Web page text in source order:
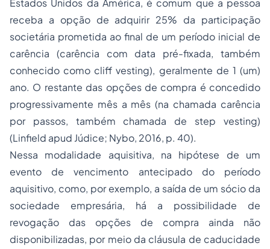
Estados Unidos da América, é comum que a pessoa
receba a opção de adquirir 25% da participação
societária prometida ao final de um período inicial de
carência (carência com data pré-fixada, também
conhecido como cliff vesting), geralmente de 1 (um)
ano. O restante das opções de compra é concedido
progressivamente mês a mês (na chamada carência
por passos, também chamada de step vesting)
(Linfield apud Júdice; Nybo, 2016, p. 40).
Nessa modalidade aquisitiva, na hipótese de um
evento de vencimento antecipado do período
aquisitivo, como, por exemplo, a saída de um sócio da
sociedade empresária, há a possibilidade de
revogação das opções de compra ainda não
disponibilizadas, por meio da cláusula de caducidade